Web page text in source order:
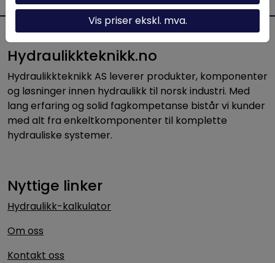
Hydraulikkteknikk.no
Hydraulikkteknikk AS leverer produkter, komponenter
og løsninger innen hydraulikk til norsk industri. Med
lang erfaring og solid fagkompetanse bistår vi kunder
med alt fra enkeltkomponenter til komplette
hydrauliske systemer.
Nyttige linker
Hydraulikk-kalkulator
Om oss
Kontakt oss
Vis priser ekskl. mva.